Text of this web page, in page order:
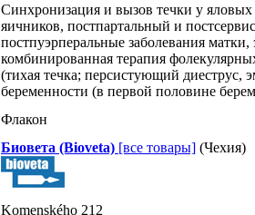
Синхронизация и вызов течки у
яичников, постпартальный и
постпуэрперальные заболевания
комбинированная терапия
(тихая течка; персистующий
беременности (в первой половине
Флакон
Биовета (Bioveta) [все товары] (Чехия)
Komenského 212